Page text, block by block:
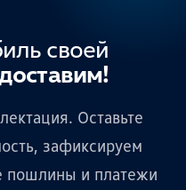
своей
Оставьте
зафиксируем
пошлины и платежи